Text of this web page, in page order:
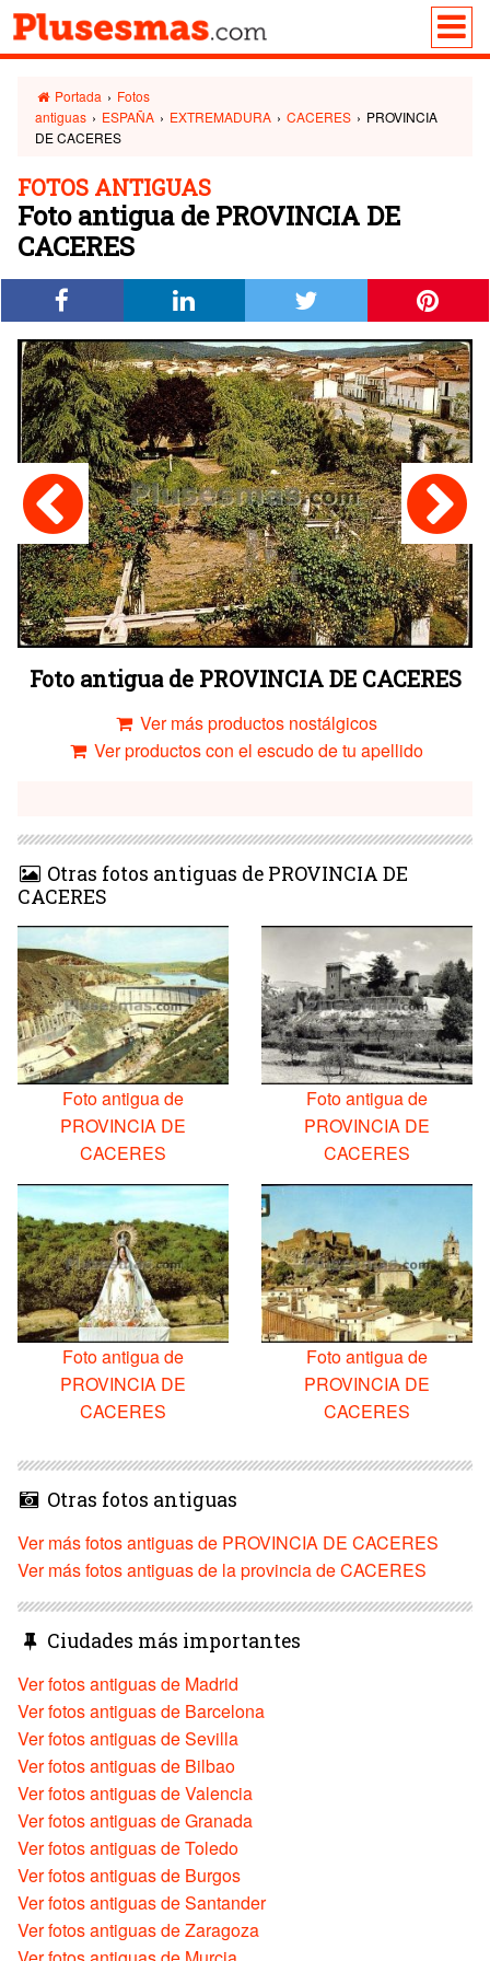
Portada › Fotos
antiguas › ESPAÑA › EXTREMADURA › CACERES › PROVINCIA
DE CACERES
FOTOS ANTIGUAS
Foto antigua de PROVINCIA DE
CACERES
Foto antigua de PROVINCIA DE CACERES
Ver más productos nostálgicos
Ver productos con el escudo de tu apellido
Otras fotos antiguas de PROVINCIA DE
CACERES
Foto antigua de
PROVINCIA DE
CACERES
Foto antigua de
PROVINCIA DE
CACERES
Foto antigua de
PROVINCIA DE
CACERES
Foto antigua de
PROVINCIA DE
CACERES
Otras fotos antiguas
Ver más fotos antiguas de PROVINCIA DE CACERES
Ver más fotos antiguas de la provincia de CACERES
Ciudades más importantes
Ver fotos antiguas de Madrid
Ver fotos antiguas de Barcelona
Ver fotos antiguas de Sevilla
Ver fotos antiguas de Bilbao
Ver fotos antiguas de Valencia
Ver fotos antiguas de Granada
Ver fotos antiguas de Toledo
Ver fotos antiguas de Burgos
Ver fotos antiguas de Santander
Ver fotos antiguas de Zaragoza